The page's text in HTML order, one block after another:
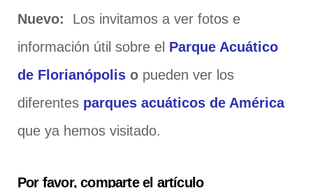
Nuevo: Los invitamos a ver fotos e
información útil sobre el Parque Acuático
de Florianópolis o pueden ver los
diferentes parques acuáticos de América
que ya hemos visitado.
Por favor, comparte el artículo